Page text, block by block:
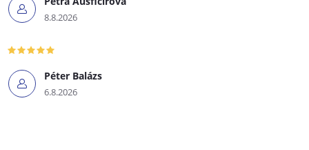
8.8.2026
Péter Balázs
6.8.2026